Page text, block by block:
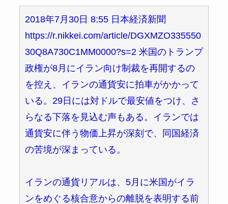
2018年7月30日 8:55 日本経済新聞
https://r.nikkei.com/article/DGXMZO335550
30Q8A730C1MM0000?s=2 米国のトランプ
政権が8月にイラン向け制裁を再開するの
を控え、イランの通貨安に拍車がかかって
いる。29日には対ドルで最安値をつけ、さ
らなる下落を見込む声もある。イランでは
通貨安に伴う物価上昇が深刻で、同国経済
の苦境が深まっている。
イランの通貨リアルは、5月に米国がイラ
ンをめぐる核合意からの離脱を表明する前